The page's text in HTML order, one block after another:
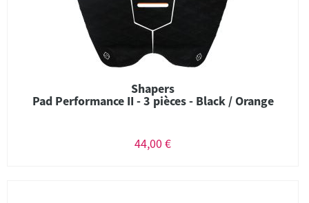
Shapers
Pad Performance II - 3 pièces - Black / Orange
44,00 €